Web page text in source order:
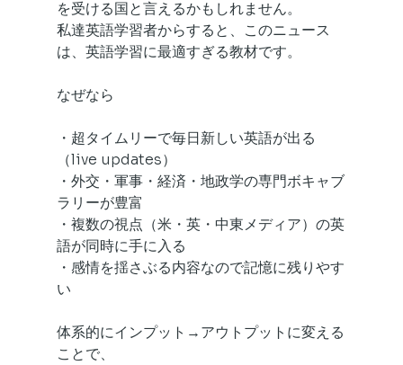
を受ける国と言えるかもしれません。
私達英語学習者からすると、このニュース
は、英語学習に最適すぎる教材です。
なぜなら
・超タイムリーで毎日新しい英語が出る
（live updates）
・外交・軍事・経済・地政学の専門ボキャブ
ラリーが豊富
・複数の視点（米・英・中東メディア）の英
語が同時に手に入る
・感情を揺さぶる内容なので記憶に残りやす
い
体系的にインプット→アウトプットに変える
ことで、